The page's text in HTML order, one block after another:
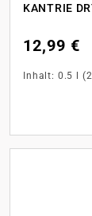
KANTRIE
12,99 €
Inhalt: 0.5 l